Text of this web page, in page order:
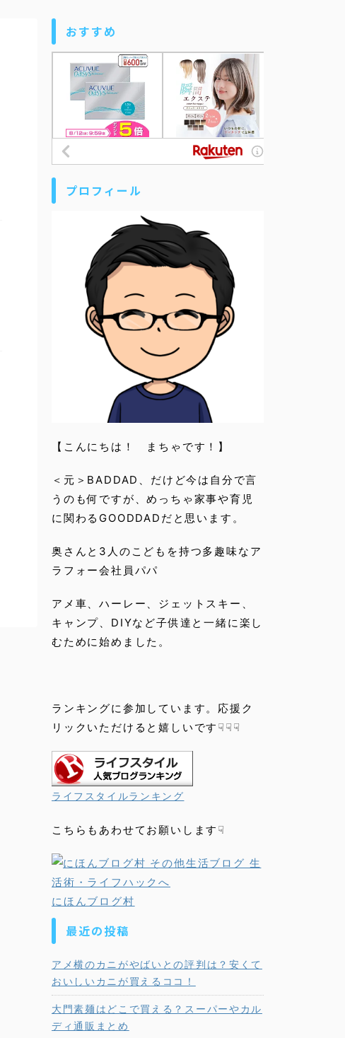
おすすめ
プロフィール
【こんにちは！ まちゃです！】
＜元＞BADDAD、だけど今は自分で言
うのも何ですが、めっちゃ家事や育児
に関わるGOODDADだと思います。
奥さんと3人のこどもを持つ多趣味なア
ラフォー会社員パパ
アメ車、ハーレー、ジェットスキー、
キャンプ、DIYなど子供達と一緒に楽し
むために始めました。
ランキングに参加しています。応援ク
リックいただけると嬉しいです☟☟☟
ライフスタイルランキング
こちらもあわせてお願いします☟
にほんブログ村
最近の投稿
アメ横のカニがやばいとの評判は？安くて
おいしいカニが買えるココ！
大門素麺はどこで買える？スーパーやカル
ディ通販まとめ